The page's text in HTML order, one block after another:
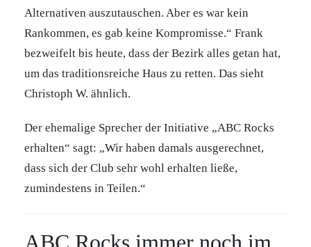
Alternativen auszutauschen. Aber es war kein
Rankommen, es gab keine Kompromisse.“ Frank
bezweifelt bis heute, dass der Bezirk alles getan hat,
um das traditionsreiche Haus zu retten. Das sieht
Christoph W. ähnlich.
Der ehemalige Sprecher der Initiative „ABC Rocks
erhalten“ sagt: „Wir haben damals ausgerechnet,
dass sich der Club sehr wohl erhalten ließe,
zumindestens in Teilen.“
ABC Rocks immer noch im